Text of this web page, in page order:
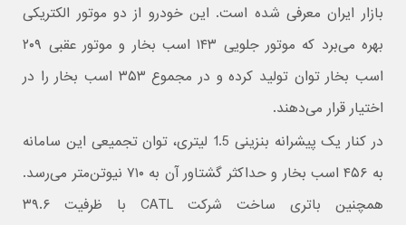
بازار ایران معرفی شده است. این خودرو از دو موتور الکتریکی
بهره می‌برد که موتور جلویی ۱۴۳ اسب بخار و موتور عقبی ۲۰۹
اسب بخار توان تولید کرده و در مجموع ۳۵۳ اسب بخار را در
اختیار قرار می‌دهند.
در کنار یک پیشرانه بنزینی 1.5 لیتری، توان تجمیعی این سامانه
به ۴۵۶ اسب بخار و حداکثر گشتاور آن به ۷۱۰ نیوتن‌متر می‌رسد.
همچنین باتری ساخت شرکت CATL با ظرفیت ۳۹.۶